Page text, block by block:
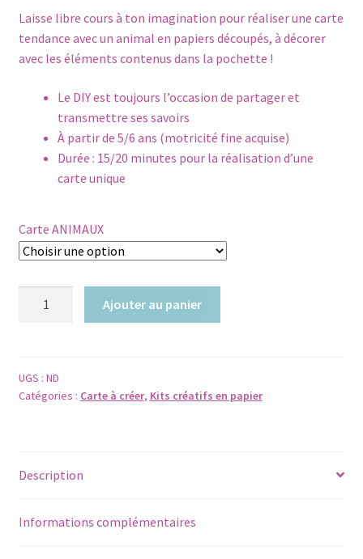
initial
était :
actuel
est :
Laisse libre cours à ton imagination pour réaliser une carte
tendance avec un animal en papiers découpés, à décorer
avec les éléments contenus dans la pochette !
Le DIY est toujours l’occasion de partager et
transmettre ses savoirs
À partir de 5/6 ans (motricité fine acquise)
Durée : 15/20 minutes pour la réalisation d’une
carte unique
Carte ANIMAUX
-
Fabrique
un
en
Ajouter au panier
UGS : ND
Catégories : Carte à créer, Kits créatifs en papier
Description
Informations complémentaires